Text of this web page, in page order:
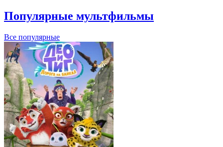
Популярные мультфильмы
Все популярные